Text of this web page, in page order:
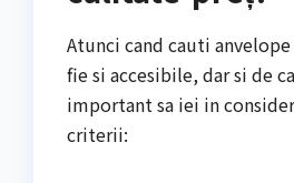
Atunci cand cauti
fie si accesibile, dar si de
important sa iei in
criterii: